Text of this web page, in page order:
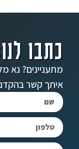
כתבו
מתעניינים? נא
איתך קשר